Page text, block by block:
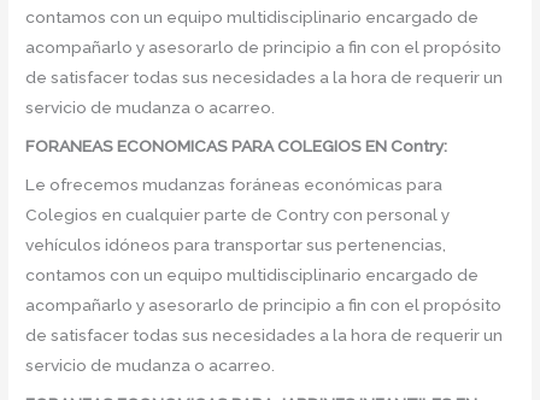
contamos con un equipo multidisciplinario encargado de
acompañarlo y asesorarlo de principio a fin con el propósito
de satisfacer todas sus necesidades a la hora de requerir un
servicio de mudanza o acarreo.
FORANEAS ECONOMICAS PARA COLEGIOS EN Contry:
Le ofrecemos mudanzas foráneas económicas para
Colegios en cualquier parte de Contry con personal y
vehículos idóneos para transportar sus pertenencias,
contamos con un equipo multidisciplinario encargado de
acompañarlo y asesorarlo de principio a fin con el propósito
de satisfacer todas sus necesidades a la hora de requerir un
servicio de mudanza o acarreo.